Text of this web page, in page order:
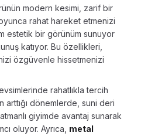
modern kesimi, zarif bir
rahat hareket etmenizi
estetik bir görünüm sunuyor
katıyor. Bu özellikleri,
özgüvenle hissetmenizi
rahatlıkla tercih
arttığı dönemlerde, suni deri
giyimde avantaj sunarak
oluyor. Ayrıca, metal